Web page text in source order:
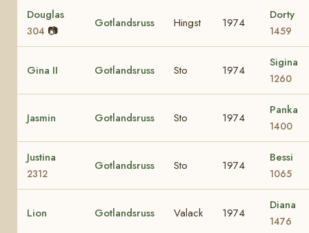
Douglas
304 📷
Gotlandsruss Hingst 1974
Dorty
1459
Gina II Gotlandsruss Sto 1974
Sigina
1260
Jasmin Gotlandsruss Sto 1974
Panka
1400
Justina
2312
Gotlandsruss Sto 1974
Bessi
1065
Lion Gotlandsruss Valack 1974
Diana
1476